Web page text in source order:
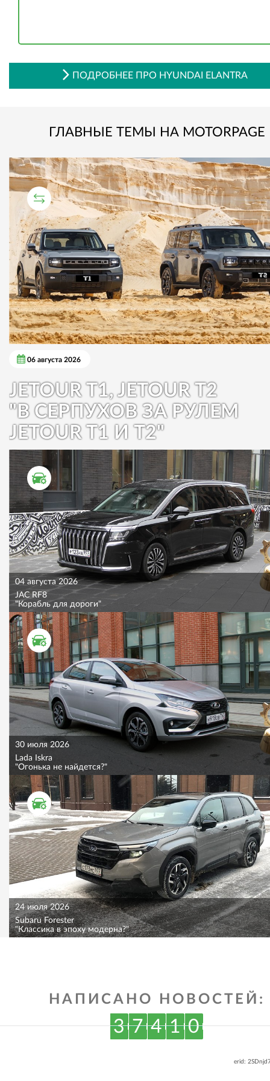
ПОДРОБНЕЕ ПРО HYUNDAI ELANTRA
ГЛАВНЫЕ ТЕМЫ НА MOTORPAGE
СРАВНИТЕЛЬНЫЙ ТЕСТ
06 августа 2026
JETOUR T1, JETOUR T2
"В СЕРПУХОВ ЗА РУЛЕМ
JETOUR T1 И T2"
ТЕСТ ДРАЙВ
04 августа 2026
JAC RF8
"Корабль для дороги"
ТЕСТ ДРАЙВ
30 июля 2026
Lada Iskra
"Огонька не найдется?"
ТЕСТ ДРАЙВ
24 июля 2026
Subaru Forester
"Классика в эпоху модерна?"
НАПИСАНО НОВОСТЕЙ:
3 7 4 1 0
erid: